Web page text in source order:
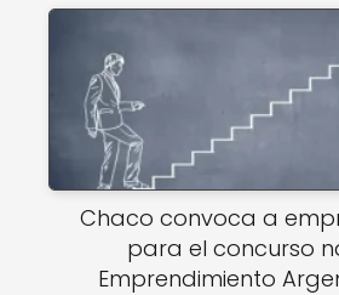
Chaco convoca a
para el concurso
Emprendimiento